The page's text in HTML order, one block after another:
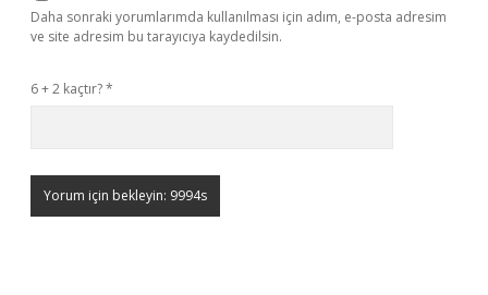
Daha sonraki yorumlarımda kullanılması için adım, e-posta adresim
ve site adresim bu tarayıcıya kaydedilsin.
6 + 2 kaçtır?*